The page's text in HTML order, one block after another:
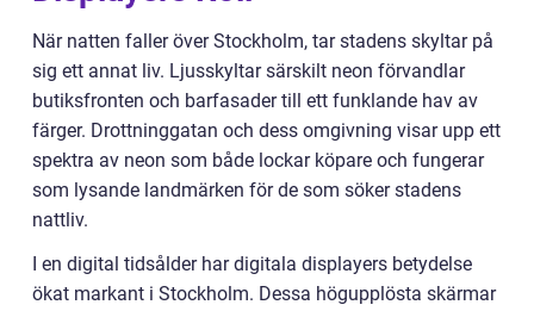
När natten faller över Stockholm, tar stadens skyltar på
sig ett annat liv. Ljusskyltar särskilt neon förvandlar
butiksfronten och barfasader till ett funklande hav av
färger. Drottninggatan och dess omgivning visar upp ett
spektra av neon som både lockar köpare och fungerar
som lysande landmärken för de som söker stadens
nattliv.
I en digital tidsålder har digitala displayers betydelse
ökat markant i Stockholm. Dessa högupplösta skärmar